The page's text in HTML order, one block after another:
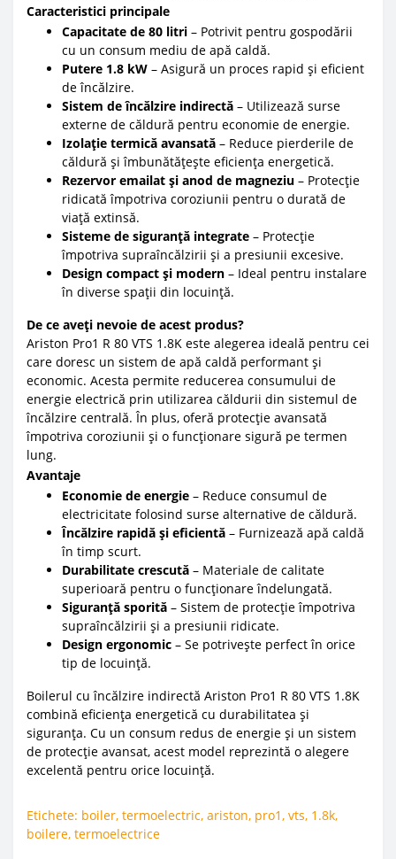
Caracteristici principale
Capacitate de 80 litri – Potrivit pentru gospodării
cu un consum mediu de apă caldă.
Putere 1.8 kW – Asigură un proces rapid și eficient
de încălzire.
Sistem de încălzire indirectă – Utilizează surse
externe de căldură pentru economie de energie.
Izolație termică avansată – Reduce pierderile de
căldură și îmbunătățește eficiența energetică.
Rezervor emailat și anod de magneziu – Protecție
ridicată împotriva coroziunii pentru o durată de
viață extinsă.
Sisteme de siguranță integrate – Protecție
împotriva supraîncălzirii și a presiunii excesive.
Design compact și modern – Ideal pentru instalare
în diverse spații din locuință.
De ce aveți nevoie de acest produs?
Ariston Pro1 R 80 VTS 1.8K este alegerea ideală pentru cei
care doresc un sistem de apă caldă performant și
economic. Acesta permite reducerea consumului de
energie electrică prin utilizarea căldurii din sistemul de
încălzire centrală. În plus, oferă protecție avansată
împotriva coroziunii și o funcționare sigură pe termen
lung.
Avantaje
Economie de energie – Reduce consumul de
electricitate folosind surse alternative de căldură.
Încălzire rapidă și eficientă – Furnizează apă caldă
în timp scurt.
Durabilitate crescută – Materiale de calitate
superioară pentru o funcționare îndelungată.
Siguranță sporită – Sistem de protecție împotriva
supraîncălzirii și a presiunii ridicate.
Design ergonomic – Se potrivește perfect în orice
tip de locuință.
Boilerul cu încălzire indirectă Ariston Pro1 R 80 VTS 1.8K
combină eficiența energetică cu durabilitatea și
siguranța. Cu un consum redus de energie și un sistem
de protecție avansat, acest model reprezintă o alegere
excelentă pentru orice locuință.
Etichete: boiler, termoelectric, ariston, pro1 , vts, 1.8k,
boilere, termoelectrice